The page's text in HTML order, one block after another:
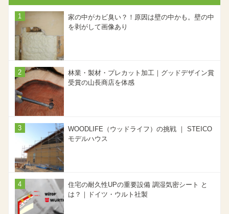
家の中がカビ臭い？！原因は壁の中かも。壁の中
を剥がして画像あり
林業・製材・プレカット加工｜グッドデザイン賞
受賞の山長商店を体感
WOODLIFE（ウッドライフ）の挑戦 ｜ STEICO
モデルハウス
住宅の耐久性UPの重要設備 調湿気密シート と
は？｜ドイツ・ウルト社製